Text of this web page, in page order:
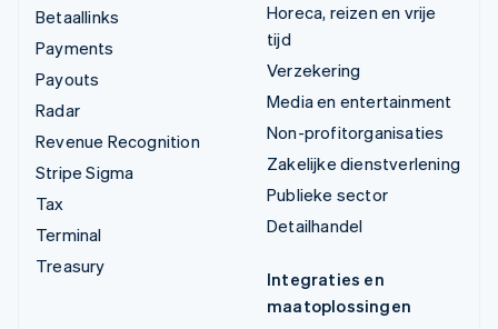
Betaallinks
Payments
Payouts
Radar
Revenue Recognition
Stripe Sigma
Tax
Terminal
Treasury
Horeca, reizen en vrije
tijd
Verzekering
Media en entertainment
Non-profitorganisaties
Zakelijke dienstverlening
Publieke sector
Detailhandel
Integraties en
maatoplossingen